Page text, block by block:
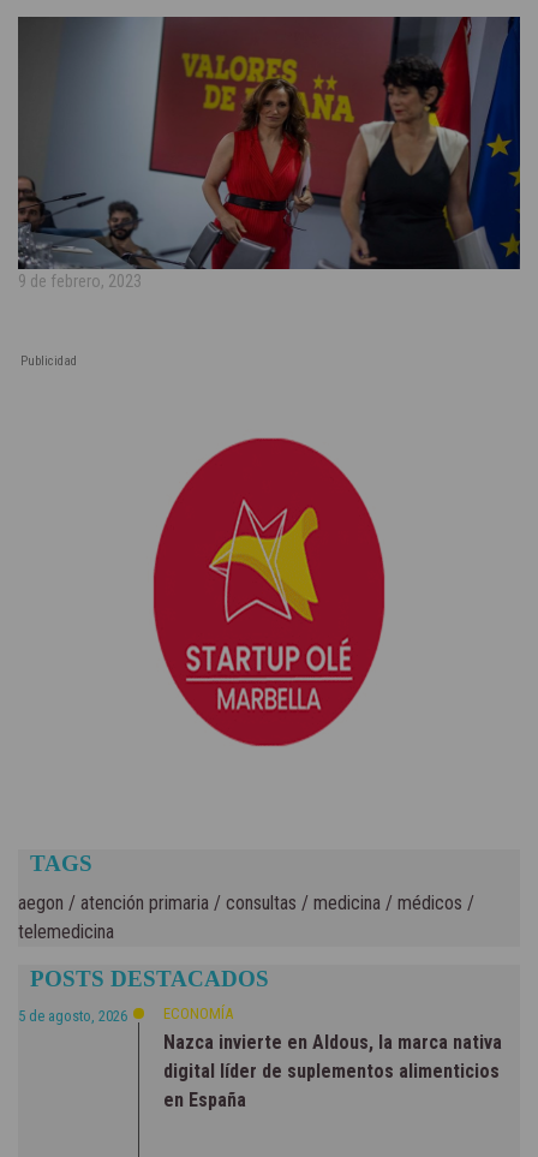
9 de febrero, 2023
Publicidad
TAGS
aegon / atención primaria / consultas / medicina / médicos /
telemedicina
POSTS DESTACADOS
5 de agosto, 2026 ECONOMÍA
Nazca invierte en Aldous, la marca nativa
digital líder de suplementos alimenticios
en España